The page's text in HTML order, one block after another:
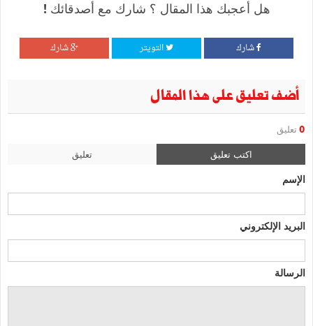
هل أعجبك هذا المقال ؟ شارك مع أصدقائك !
شارك التويتر شارك
أضف تعليق على هذا المقال
0 تعليق
اكتب تعليق تعليق
الإسم
البريد الإلكتروني
الرسالة